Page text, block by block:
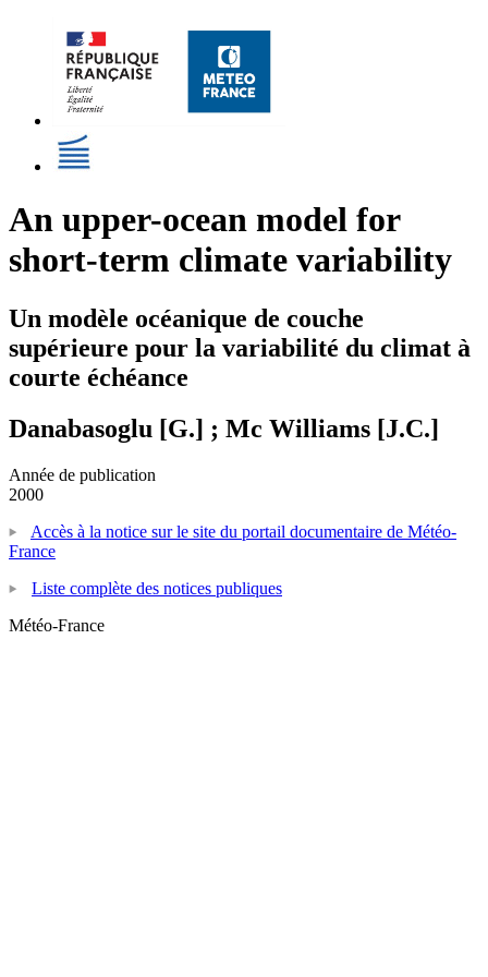
An upper-ocean model for
short-term climate variability
Un modèle océanique de couche
supérieure pour la variabilité du climat à
courte échéance
Danabasoglu [G.] ; Mc Williams [J.C.]
Année de publication
2000
Accès à la notice sur le site du portail documentaire de Météo-
France
Liste complète des notices publiques
Météo-France